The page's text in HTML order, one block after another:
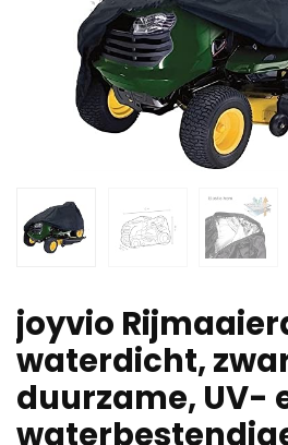
joyvio
waterdicht,
duurzame, UV-